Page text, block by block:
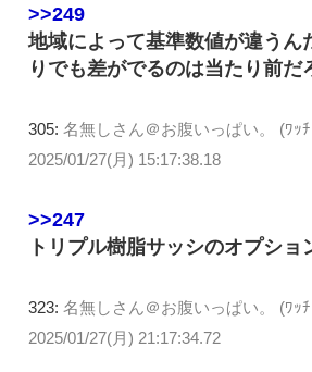
>>249
地域によって基準数値が違うん
りでも差がでるのは当たり前だ
305: 名無しさん＠お腹いっぱい。 (ﾜｯ
2025/01/27(月) 15:17:38.18
>>247
トリプル樹脂サッシのオプショ
323: 名無しさん＠お腹いっぱい。 (ﾜｯ
2025/01/27(月) 21:17:34.72